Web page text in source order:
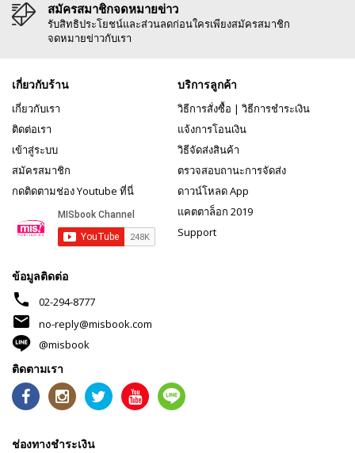
สมัครสมาชิกจดหมายข่าว
รับสิทธิประโยชน์และส่วนลดก่อนใครเพียงสมัครสมาชิก
จดหมายข่าวกับเรา
เกี่ยวกับร้าน
เกี่ยวกับเรา
ติดต่อเรา
เข้าสู่ระบบ
สมัครสมาชิก
กดติดตามช่อง Youtube ที่นี่
บริการลูกค้า
วิธีการสั่งซื้อ | วิธีการชำระเงิน
แจ้งการโอนเงิน
วิธีจัดส่งสินค้า
ตรวจสอบถานะการจัดส่ง
ดาวน์โหลด App
แคตตาล็อก 2019
Support
ข้อมูลติดต่อ
phone 02-294-8777
mail
no-reply@misbook.com
@misbook
ติดตามเรา
ช่องทางชำระเงิน